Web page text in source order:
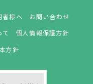
者様へ
お問い合わせ
て
個人情報保護方針
方針